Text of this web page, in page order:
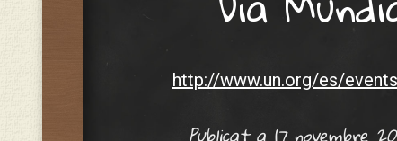
http://www.un.org/es/